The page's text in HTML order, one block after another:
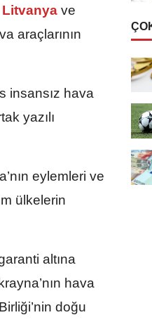
Litvanya ve
araçlarının
insansız hava
yazılı
eylemleri ve
ülkelerin
altına
hava
doğu